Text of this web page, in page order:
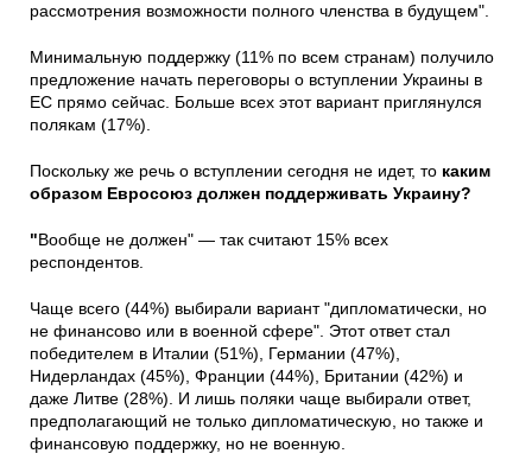
рассмотрения возможности полного членства в будущем".
Минимальную поддержку (11% по всем странам) получило
предложение начать переговоры о вступлении Украины в
ЕС прямо сейчас. Больше всех этот вариант приглянулся
полякам (17%).
Поскольку же речь о вступлении сегодня не идет, то каким
образом Евросоюз должен поддерживать Украину?
"Вообще не должен" — так считают 15% всех
респондентов.
Чаще всего (44%) выбирали вариант "дипломатически, но
не финансово или в военной сфере". Этот ответ стал
победителем в Италии (51%), Германии (47%),
Нидерландах (45%), Франции (44%), Британии (42%) и
даже Литве (28%). И лишь поляки чаще выбирали ответ,
предполагающий не только дипломатическую, но также и
финансовую поддержку, но не военную.